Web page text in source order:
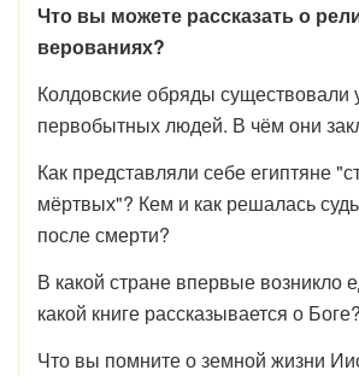
Что вы можете рассказать о
верованиях?
Колдовские обряды существовали
первобытных людей. В чём они
Как представляли себе египтяне
мёртвых"? Кем и как решалась
после смерти?
В какой стране впервые возникло
какой книге рассказывается о Боге?
Что вы помните о земной жизни